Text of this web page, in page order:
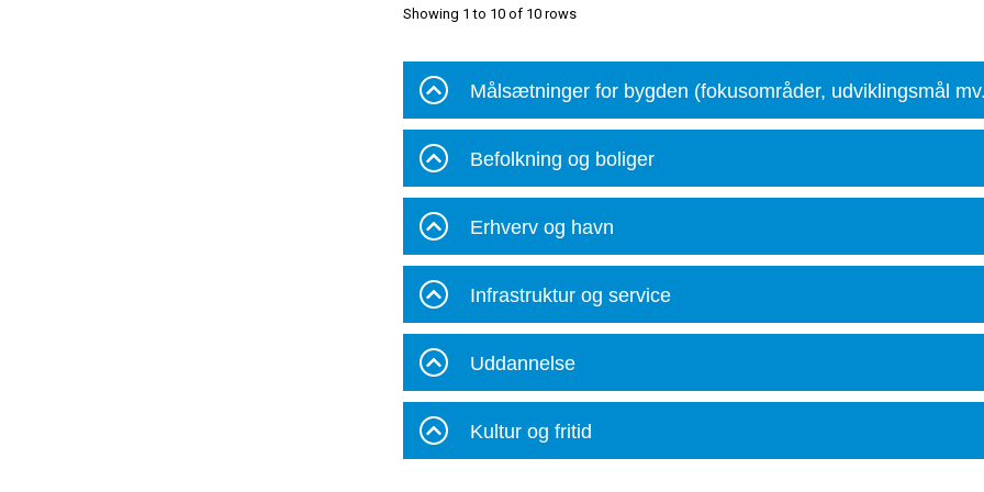
Showing 1 to 10 of 10 rows
Målsætninger for bygden (fokusområder, udviklingsmål
Befolkning og boliger
Erhverv og havn
Infrastruktur og service
Uddannelse
Kultur og fritid